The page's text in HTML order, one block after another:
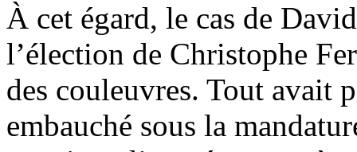
À cet égard, le cas de David
l’élection de Christophe
des couleuvres. Tout avait
embauché sous la